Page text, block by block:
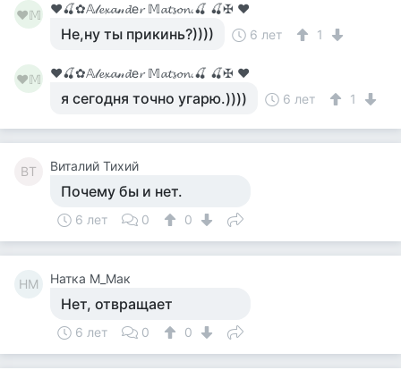
♥𝕄 ♥🍒✿𝔸𝓁𝓮𝔁𝓪𝓃𝓭е𝓻 𝕄𝓪𝓽𝓼𝓸𝓷.🍒 🍒✠ ♥
Не,ну ты прикинь?)))) 6 лет 1
♥𝕄 ♥🍒✿𝔸𝓁𝓮𝔁𝓪𝓃𝓭е𝓻 𝕄𝓪𝓽𝓼𝓸𝓷.🍒 🍒✠ ♥
я сегодня точно угарю.)))) 6 лет 1
ВТ Виталий Тихий
Почему бы и нет.
6 лет 0 0
НМ Натка М_Мак
Нет, отвращает
6 лет 0 0